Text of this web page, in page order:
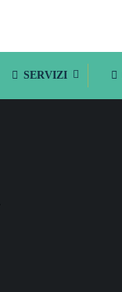
SERVIZI